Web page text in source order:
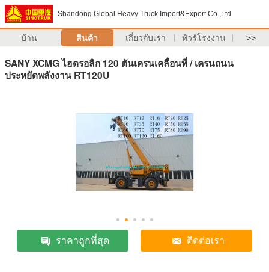
Shandong Global Heavy Truck Import&Export Co.,Ltd
บ้าน สินค้า เกี่ยวกับเรา ทัวร์โรงงาน >>
SANY XCMG ไฮดรอลิก 120 ตันเครนเคลื่อนที่ / เครนถนน
ประหยัดพลังงาน RT120U
ราคาถูกที่สุด ติดต่อเรา